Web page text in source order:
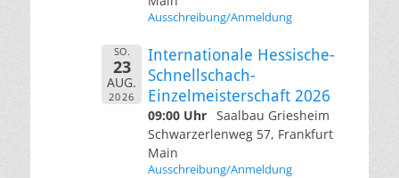
Ausschreibung/Anmeldung
SO.
23
AUG.
2026
Internationale Hessische-
Schnellschach-
Einzelmeisterschaft 2026
09:00 Uhr Saalbau Griesheim
Schwarzerlenweg 57, Frankfurt
Main
Ausschreibung/Anmeldung